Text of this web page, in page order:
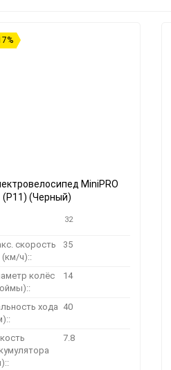
MiniPRO
(P11) (Черный)
32
скорость
(км/ч)::
35
колёс
14
хода
40
7.8